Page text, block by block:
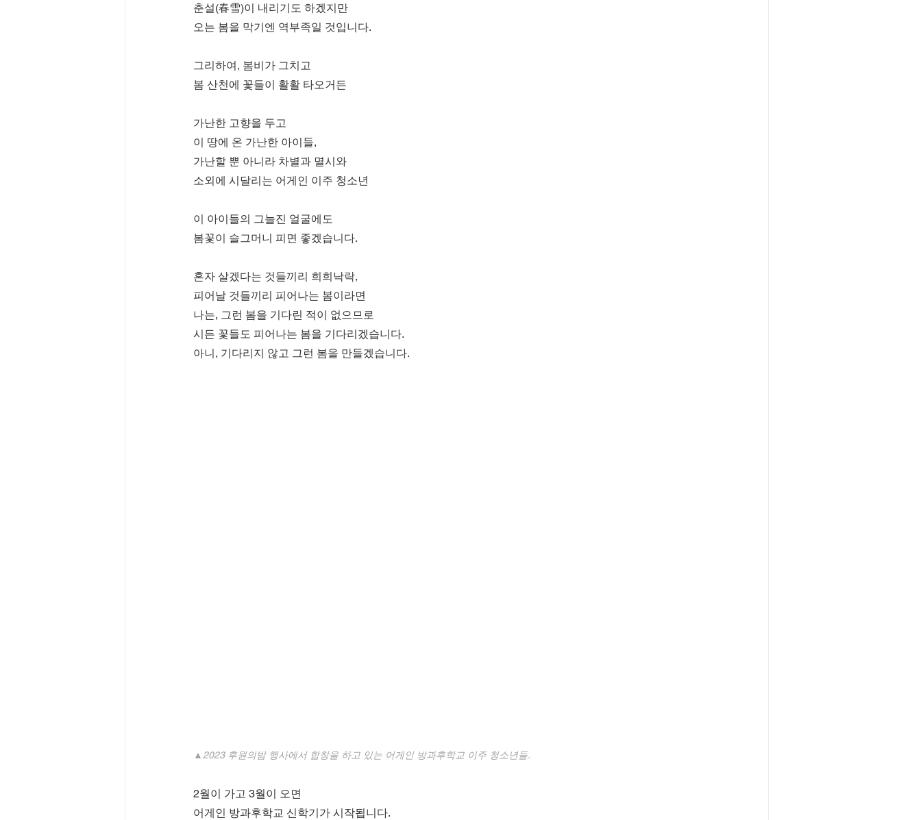
춘설(春雪)이 내리기도 하겠지만
오는 봄을 막기엔 역부족일 것입니다.
그리하여, 봄비가 그치고
봄 산천에 꽃들이 활활 타오거든
가난한 고향을 두고
이 땅에 온 가난한 아이들,
가난할 뿐 아니라 차별과 멸시와
소외에 시달리는 어게인 이주 청소년
이 아이들의 그늘진 얼굴에도
봄꽃이 슬그머니 피면 좋겠습니다.
혼자 살겠다는 것들끼리 희희낙락,
피어날 것들끼리 피어나는 봄이라면
나는, 그런 봄을 기다린 적이 없으므로
시든 꽃들도 피어나는 봄을 기다리겠습니다.
아니, 기다리지 않고 그런 봄을 만들겠습니다.
▲2023 후원의밤 행사에서 합창을 하고 있는 어게인 방과후학교 이주 청소년들.
2월이 가고 3월이 오면
어게인 방과후학교 신학기가 시작됩니다.